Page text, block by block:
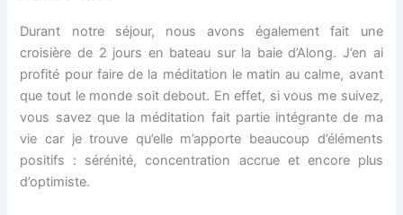
Durant notre séjour, nous avons également fait une
croisière de 2 jours en bateau sur la baie d’Along. J’en ai
profité pour faire de la méditation le matin au calme, avant
que tout le monde soit debout. En effet, si vous me suivez,
vous savez que la méditation fait partie intégrante de ma
vie car je trouve qu’elle m’apporte beaucoup d’éléments
positifs : sérénité, concentration accrue et encore plus
d’optimiste.